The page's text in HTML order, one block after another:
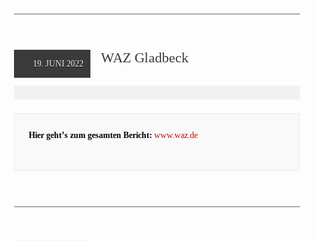
19. JUNI 2022 WAZ Gladbeck
Hier geht’s zum gesamten Bericht: www.waz.de